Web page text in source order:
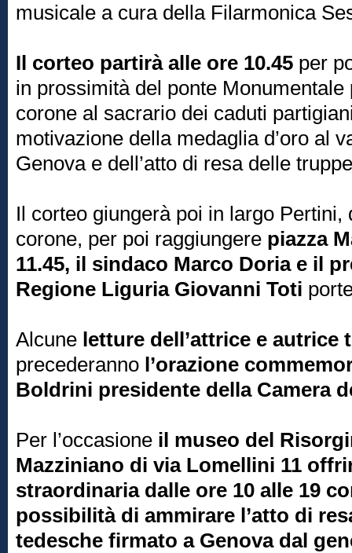
musicale a cura della Filarmonica
Il corteo partirà alle ore 10.45 per
in prossimità del ponte
corone al sacrario dei caduti
motivazione della medaglia d’oro al
Genova e dell’atto di resa delle
Il corteo giungerà poi in largo Pertini,
corone, per poi raggiungere piazza
11.45, il sindaco Marco Doria e il
Regione Liguria Giovanni Toti
Alcune letture dell’attrice e autrice
precederanno l’orazione
Boldrini presidente della Camera
Per l’occasione il museo del
Mazziniano di via Lomellini 11
straordinaria dalle ore 10 alle 19
possibilità di ammirare l’atto di
tedesche firmato a Genova dal